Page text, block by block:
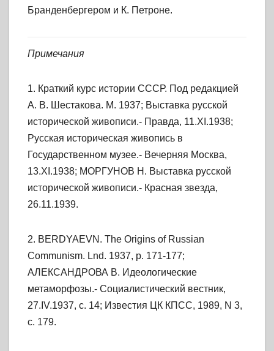
Бранденбергером и К. Петроне.
Примечания
1. Краткий курс истории СССР. Под редакцией
А. В. Шестакова. М. 1937; Выставка русской
исторической живописи.- Правда, 11.XI.1938;
Русская историческая живопись в
Государственном музее.- Вечерняя Москва,
13.XI.1938; МОРГУНОВ Н. Выставка русской
исторической живописи.- Красная звезда,
26.11.1939.
2. BERDYAEVN. The Origins of Russian
Communism. Lnd. 1937, p. 171-177;
АЛЕКСАНДРОВА В. Идеологические
метаморфозы.- Социалистический вестник,
27.IV.1937, с. 14; Известия ЦК КПСС, 1989, N 3,
с. 179.